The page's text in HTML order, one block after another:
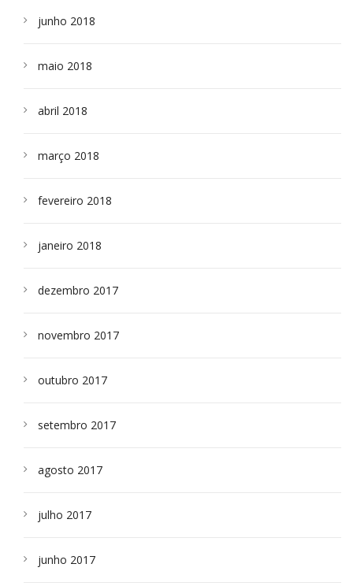
junho 2018
maio 2018
abril 2018
março 2018
fevereiro 2018
janeiro 2018
dezembro 2017
novembro 2017
outubro 2017
setembro 2017
agosto 2017
julho 2017
junho 2017